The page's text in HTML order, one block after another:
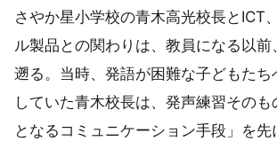
さやか星小学校の青木高光校長とICT
ル製品との関わりは、教員になる以
遡る。当時、発語が困難な子どもたち
していた青木校長は、発声練習その
となるコミュニケーション手段」を先